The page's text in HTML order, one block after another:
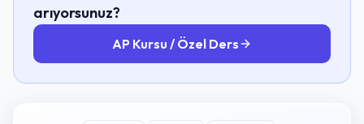
arıyorsunuz?
AP Kursu / Özel Ders